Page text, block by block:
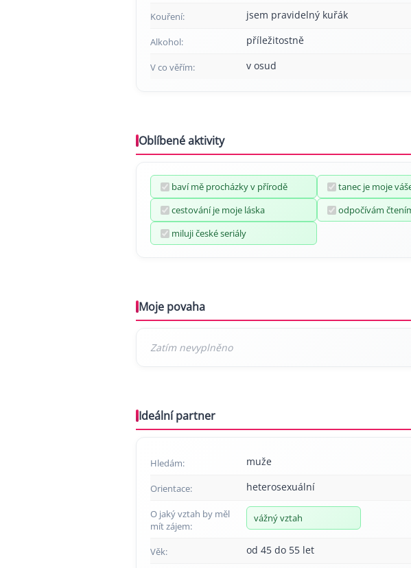
Kouření: jsem pravidelný kuřák
Alkohol: příležitostně
V co věřím: v osud
Oblíbené aktivity
baví mě procházky v přírodě
tanec je moje
cestování je moje láska
odpočívám
miluji české seriály
Moje povaha
Ideální partner
Hledám: muže
Orientace: heterosexuální
O jaký vztah by měl
mít zájem:
vážný vztah
Věk: od 45 do 55 let